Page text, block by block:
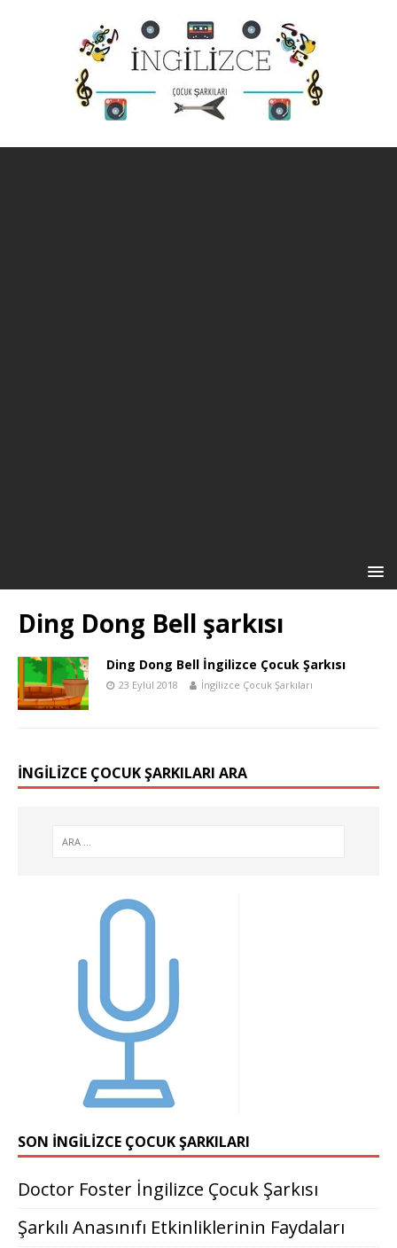
Ding Dong Bell şarkısı
Ding Dong Bell İngilizce Çocuk Şarkısı
23 Eylül 2018 İngilizce Çocuk Şarkıları
İNGILIZCE ÇOCUK ŞARKILARI ARA
SON İNGILIZCE ÇOCUK ŞARKILARI
Doctor Foster İngilizce Çocuk Şarkısı
Şarkılı Anasınıfı Etkinliklerinin Faydaları